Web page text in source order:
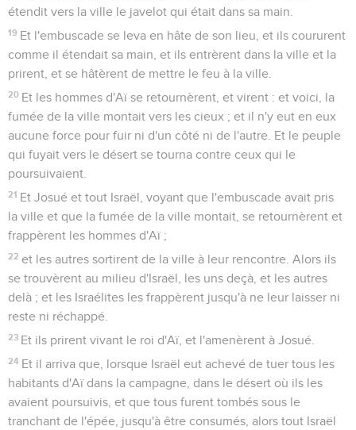
étendit vers la ville le javelot qui était dans sa main.
19 Et l'embuscade se leva en hâte de son lieu, et ils coururent
comme il étendait sa main, et ils entrèrent dans la ville et la
prirent, et se hâtèrent de mettre le feu à la ville.
20 Et les hommes d'Aï se retournèrent, et virent : et voici, la
fumée de la ville montait vers les cieux ; et il n'y eut en eux
aucune force pour fuir ni d'un côté ni de l'autre. Et le peuple
qui fuyait vers le désert se tourna contre ceux qui le
poursuivaient.
21 Et Josué et tout Israël, voyant que l'embuscade avait pris
la ville et que la fumée de la ville montait, se retournèrent et
frappèrent les hommes d'Aï ;
22 et les autres sortirent de la ville à leur rencontre. Alors ils
se trouvèrent au milieu d'Israël, les uns deçà, et les autres
delà ; et les Israélites les frappèrent jusqu'à ne leur laisser ni
reste ni réchappé.
23 Et ils prirent vivant le roi d'Aï, et l'amenèrent à Josué.
24 Et il arriva que, lorsque Israël eut achevé de tuer tous les
habitants d'Aï dans la campagne, dans le désert où ils les
avaient poursuivis, et que tous furent tombés sous le
tranchant de l'épée, jusqu'à être consumés, alors tout Israël